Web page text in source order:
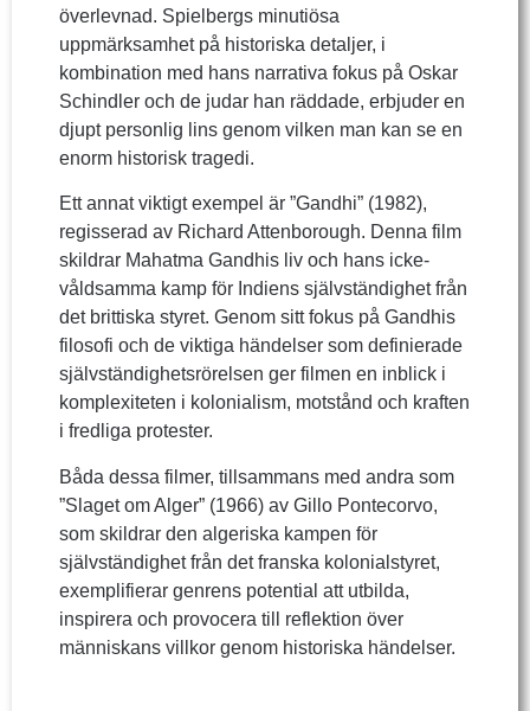
överlevnad. Spielbergs minutiösa
uppmärksamhet på historiska detaljer, i
kombination med hans narrativa fokus på Oskar
Schindler och de judar han räddade, erbjuder en
djupt personlig lins genom vilken man kan se en
enorm historisk tragedi.
Ett annat viktigt exempel är ”Gandhi” (1982),
regisserad av Richard Attenborough. Denna film
skildrar Mahatma Gandhis liv och hans icke-
våldsamma kamp för Indiens självständighet från
det brittiska styret. Genom sitt fokus på Gandhis
filosofi och de viktiga händelser som definierade
självständighetsrörelsen ger filmen en inblick i
komplexiteten i kolonialism, motstånd och kraften
i fredliga protester.
Båda dessa filmer, tillsammans med andra som
”Slaget om Alger” (1966) av Gillo Pontecorvo,
som skildrar den algeriska kampen för
självständighet från det franska kolonialstyret,
exemplifierar genrens potential att utbilda,
inspirera och provocera till reflektion över
människans villkor genom historiska händelser.